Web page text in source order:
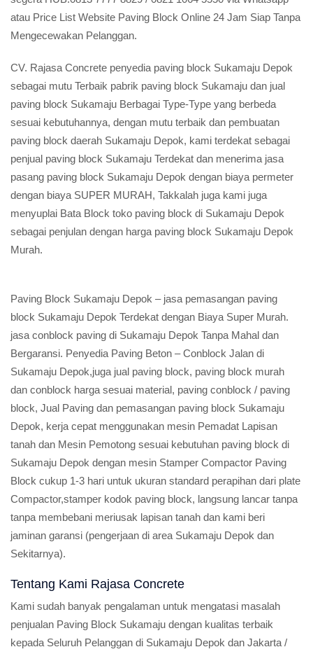
atau Price List Website Paving Block Online 24 Jam Siap Tanpa
Mengecewakan Pelanggan.
CV. Rajasa Concrete penyedia paving block Sukamaju Depok
sebagai mutu Terbaik pabrik paving block Sukamaju dan jual
paving block Sukamaju Berbagai Type-Type yang berbeda
sesuai kebutuhannya, dengan mutu terbaik dan pembuatan
paving block daerah Sukamaju Depok, kami terdekat sebagai
penjual paving block Sukamaju Terdekat dan menerima jasa
pasang paving block Sukamaju Depok dengan biaya permeter
dengan biaya SUPER MURAH, Takkalah juga kami juga
menyuplai Bata Block toko paving block di Sukamaju Depok
sebagai penjulan dengan harga paving block Sukamaju Depok
Murah.
Paving Block Sukamaju Depok – jasa pemasangan paving
block Sukamaju Depok Terdekat dengan Biaya Super Murah.
jasa conblock paving di Sukamaju Depok Tanpa Mahal dan
Bergaransi. Penyedia Paving Beton – Conblock Jalan di
Sukamaju Depok,juga jual paving block, paving block murah
dan conblock harga sesuai material, paving conblock / paving
block, Jual Paving dan pemasangan paving block Sukamaju
Depok, kerja cepat menggunakan mesin Pemadat Lapisan
tanah dan Mesin Pemotong sesuai kebutuhan paving block di
Sukamaju Depok dengan mesin Stamper Compactor Paving
Block cukup 1-3 hari untuk ukuran standard perapihan dari plate
Compactor,stamper kodok paving block, langsung lancar tanpa
tanpa membebani meriusak lapisan tanah dan kami beri
jaminan garansi (pengerjaan di area Sukamaju Depok dan
Sekitarnya).
Tentang Kami Rajasa Concrete
Kami sudah banyak pengalaman untuk mengatasi masalah
penjualan Paving Block Sukamaju dengan kualitas terbaik
kepada Seluruh Pelanggan di Sukamaju Depok dan Jakarta /